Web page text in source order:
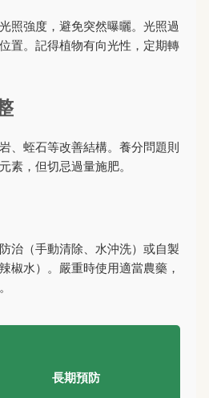
照強度，避免突然曝曬。光照過
置。記得植物有向光性，定期轉
、蛭石等改善結構。養分問題則
素，但切忌過量施肥。
治（手動清除、水沖洗）或自製
椒水）。嚴重時使用適當農藥，
長期預防